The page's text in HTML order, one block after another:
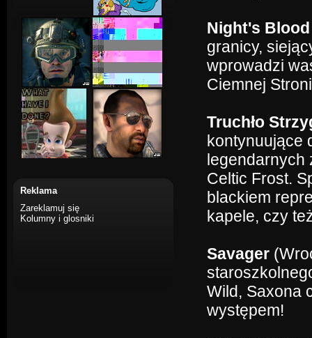
Reklama
Zareklamuj się
Kolumny i glosniki
Night's
granicy,
wprowadzi
Ciemnej
Truchło
kontynuujące
legendarnych
Celtic Frost.
blackiem
kapele, czy
Savager
Wild, Saxona
występem!